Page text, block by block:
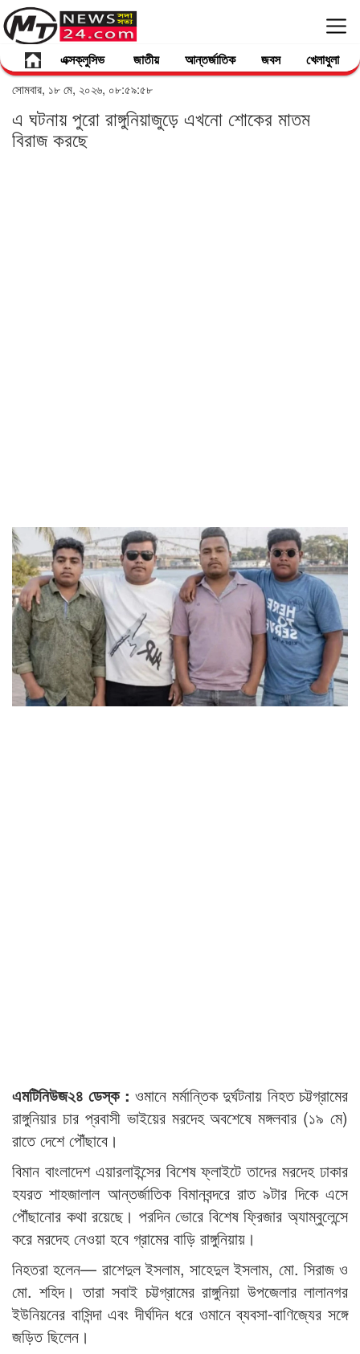
এক্সক্লুসিভ জাতীয় আন্তর্জাতিক জবস খেলাধুলা
সোমবার, ১৮ মে, ২০২৬, ০৮:৫৯:৫৮
এ ঘটনায় পুরো রাঙ্গুনিয়াজুড়ে এখনো শোকের মাতম
বিরাজ করছে
এমটিনিউজ২৪ ডেস্ক : ওমানে মর্মান্তিক দুর্ঘটনায় নিহত চট্টগ্রামের
রাঙ্গুনিয়ার চার প্রবাসী ভাইয়ের মরদেহ অবশেষে মঙ্গলবার (১৯ মে)
রাতে দেশে পৌঁছাবে।
বিমান বাংলাদেশ এয়ারলাইন্সের বিশেষ ফ্লাইটে তাদের মরদেহ ঢাকার
হযরত শাহজালাল আন্তর্জাতিক বিমানবন্দরে রাত ৯টার দিকে এসে
পৌঁছানোর কথা রয়েছে। পরদিন ভোরে বিশেষ ফ্রিজার অ্যাম্বুলেন্সে
করে মরদেহ নেওয়া হবে গ্রামের বাড়ি রাঙ্গুনিয়ায়।
নিহতরা হলেন— রাশেদুল ইসলাম, সাহেদুল ইসলাম, মো. সিরাজ ও
মো. শহিদ। তারা সবাই চট্টগ্রামের রাঙ্গুনিয়া উপজেলার লালানগর
ইউনিয়নের বাসিন্দা এবং দীর্ঘদিন ধরে ওমানে ব্যবসা-বাণিজ্যের সঙ্গে
জড়িত ছিলেন।